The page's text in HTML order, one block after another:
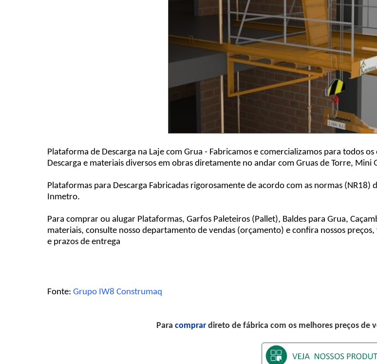
Plataforma de Descarga na Laje com Grua - Fabricamos e comercializamos para todos
Descarga e materiais diversos em obras diretamente no andar com Gruas de Torre, Mini
Plataformas para Descarga Fabricadas rigorosamente de acordo com as normas
Inmetro.
Para comprar ou alugar Plataformas, Garfos Paleteiros (Pallet), Baldes para Grua,
materiais, consulte nosso departamento de vendas (orçamento) e confira nossos
e prazos de entrega
Fonte:Grupo IW8 Construmaq
Para comprardireto de fábrica com os melhores preços de